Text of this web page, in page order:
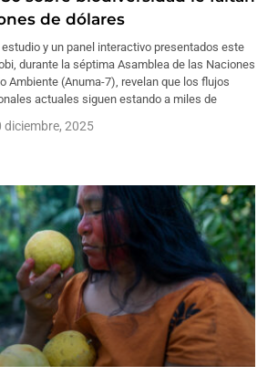
de dólares
estudio y un panel interactivo presentados este
durante la séptima Asamblea de las Naciones
Ambiente (Anuma-7), revelan que los flujos
actuales siguen estando a miles de
diciembre, 2025